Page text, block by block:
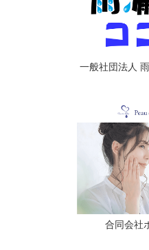
一般社団法人
合同会社